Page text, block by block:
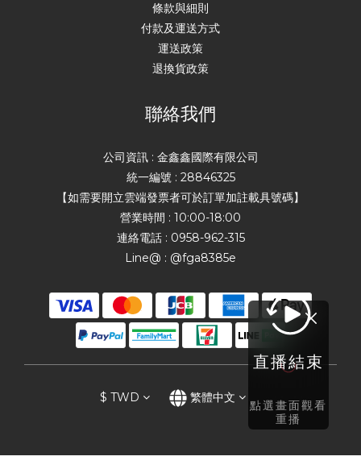
條款與細則
付款及運送方式
運送政策
退換貨政策
聯絡我們
公司資訊 : 金鑫鑫國際有限公司
統一編號 : 28846325
【如需要開立雲端發票者可於訂單加註載具號碼】
營業時間 : 10:00-18:00
連絡電話 : 0958-962-315
Line@ : @fga8385e
$ TWD 繁體中文
直播結束
點選畫面觀看
重播